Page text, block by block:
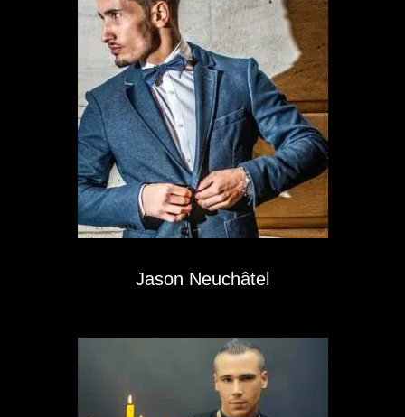
Jason Neuchâtel